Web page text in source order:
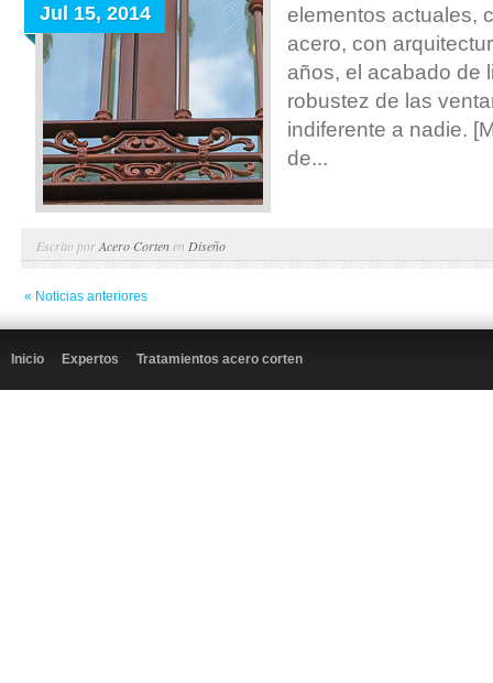
Jul 15, 2014
elementos actuales,
acero, con
años, el acabado de
robustez de las
indiferente a nadie.
de...
Escrito porAcero Cortenen Diseño
« Noticias anteriores
Inicio Expertos Tratamientos acero corten